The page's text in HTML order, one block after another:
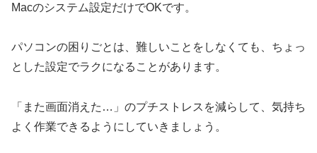
Macのシステム設定だけでOKです。
パソコンの困りごとは、難しいことをしなくても、ちょっ
とした設定でラクになることがあります。
「また画面消えた…」のプチストレスを減らして、気持ち
よく作業できるようにしていきましょう。